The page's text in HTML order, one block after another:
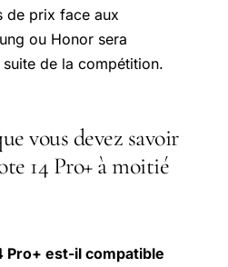
de prix face aux
ou Honor sera
de la compétition.
vous devez savoir
14 Pro+ à moitié
Pro+ est-il compatible